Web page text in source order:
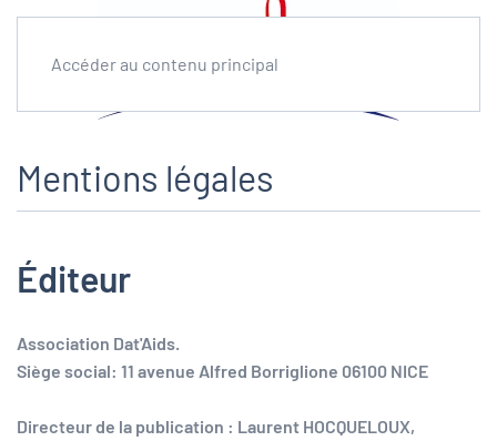
Accéder au contenu principal
Mentions légales
Éditeur
Association Dat'Aids.
Siège social: 11 avenue Alfred Borriglione 06100 NICE
Directeur de la publication : Laurent HOCQUELOUX,